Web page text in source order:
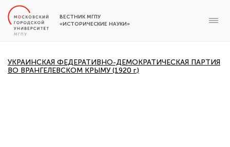
ВЕСТНИК МГПУ
«ИСТОРИЧЕСКИЕ НАУКИ»
УКРАИНСКАЯ ФЕДЕРАТИВНО-ДЕМОКРАТИЧЕСКАЯ ПАРТИЯ
ВО ВРАНГЕЛЕВСКОМ КРЫМУ (1920 г.)